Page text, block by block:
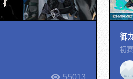
55013
御
初